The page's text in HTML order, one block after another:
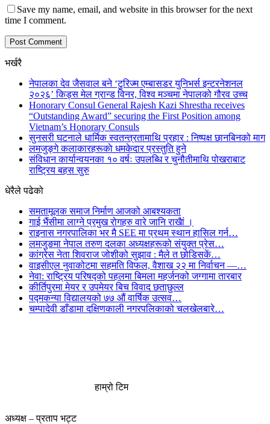
Save my name, email, and website in this browser for the next
time I comment.
भर्खरै
नेपालका देव जैसवाल बने ‘टुरिज्म एम्बासडर युनिभर्स इन्टरनेशनल
२०२६’ किड्स मेल ग्रान्ड विनर, विश्व मञ्चमा नेपालको गौरव उच्च
Honorary Consul General Rajesh Kazi Shrestha receives
“Outstanding Award” securing the First Position among
Vietnam’s Honorary Consuls
सुनसरी घटनाले धार्मिक स्वतन्त्रतामाथि प्रहार : निष्पक्ष छानबिनको माग
लमजुङ्गे कलाकारहरूकाे धमकेदार प्रस्तुति हुने
संविधान कार्यान्वयनका १० वर्षः उपलब्धि र चुनौतीमाथि पोखराबाट
राष्ट्रिय बहस सुरु
धेरैले पढेको
समतामूलक समाज निर्माण आजको आबश्यकता
गाई भैंसीमा लाग्ने प्रमुख रोगहरु वारे जानि राखैां ।
राइनास नगरपालिका भर मै SEE मा प्रथम स्थान हासिल गर्न…
लमजुङमा नेपाल तरुण दलका अध्यक्षहरूको संयुक्त प्रेस…
कांग्रेस नेता शिवराज जोशीको सुझाव : मैले त छोडिसकें…
वाइसीएल नुवाकोटमा सहमति विफल, वैशाख २२ मा निर्वाचन —…
नेवा: राष्ट्रिय परिषद्को पहलमा बिमला महर्जनको जग्गामा तारबार
कीर्तिपुरमा मेयर र उपमेयर बिच विवाद छताछुल्ल
पद्मकन्या विद्यालयको ७७ औं ‌‌वार्षिक ‌उत्सव…
चम्पादेवी डाँडामा दक्षिणकाली नगरपलिकाको चलखेलबारे…
हाम्रो टिम
अध्यक्ष – प्रताप भट्ट